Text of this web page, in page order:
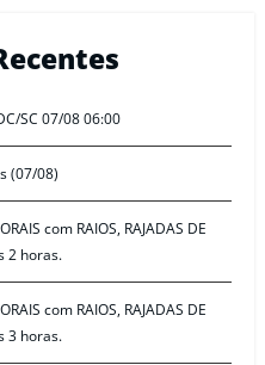
SC 07/08 06:00
(07/08)
com RAIOS, RAJADAS DE
2 horas.
com RAIOS, RAJADAS DE
3 horas.